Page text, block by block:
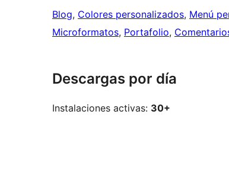
Blog, Colores personalizados, Menú
Microformatos, Portafolio,
Descargas por día
Instalaciones activas: 30+